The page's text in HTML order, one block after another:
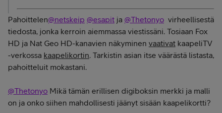
Pahoittelen@netskeip @esapit ja @Thetonyo virheellisestä
tiedosta, jonka kerroin aiemmassa viestissäni. Tosiaan Fox
HD ja Nat Geo HD-kanavien näkyminen vaativat kaapeliTV
-verkossa kaapelikortin. Tarkistin asian itse väärästä listasta,
pahoitteluit mokastani.
@Thetonyo Mikä tämän erillisen digiboksin merkki ja malli
on ja onko siihen mahdollisesti jäänyt sisään kaapelikortti?